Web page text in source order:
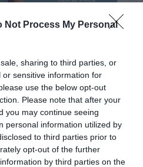
Not Process My Personal
sharing to third parties, or
sensitive information for
use the below opt-out
Please note that after your
you may continue seeing
personal information utilized by
to third parties prior to
opt-out of the further
by third parties on the
RUNNER!